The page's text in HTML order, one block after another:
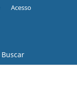
Buscar
Acesso